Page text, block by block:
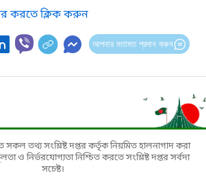
করতে ক্লিক করুন
আপনার মতামত প্রদান করুন
তথ্য সংশ্লিষ্ট দপ্তর কর্তৃক নিয়মিত হালনাগাদ করা
ও নির্ভরযোগ্যতা নিশ্চিত করতে সংশ্লিষ্ট দপ্তর সর্বদা
সচেষ্ট।